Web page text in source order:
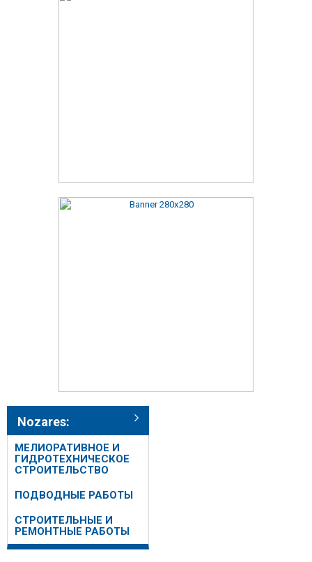
Nozares:
МЕЛИОРАТИВНОЕ И
ГИДРОТЕХНИЧЕСКОЕ
СТРОИТЕЛЬСТВО
ПОДВОДНЫЕ РАБОТЫ
СТРОИТЕЛЬНЫЕ И
РЕМОНТНЫЕ РАБОТЫ